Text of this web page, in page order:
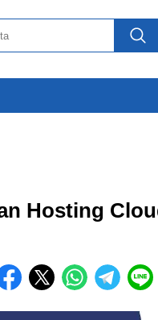
Hosting